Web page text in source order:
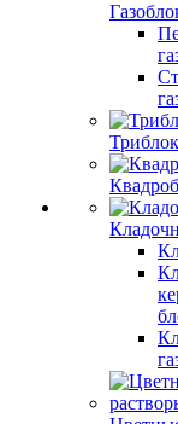
Триблок